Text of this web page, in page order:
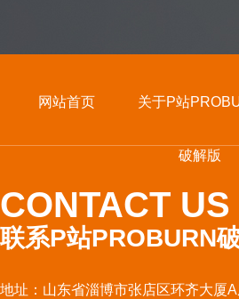
网站首页 关于P站
破解版
CONTACT US
联系P站PROBURN
地址：山东省淄博市张店区环齐大厦